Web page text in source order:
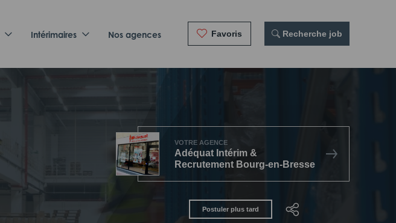
Intérimaires Nos agences Favoris Recherche job
VOTRE AGENCE
Adéquat Intérim &
Recrutement Bourg-en-Bresse
Postuler plus tard